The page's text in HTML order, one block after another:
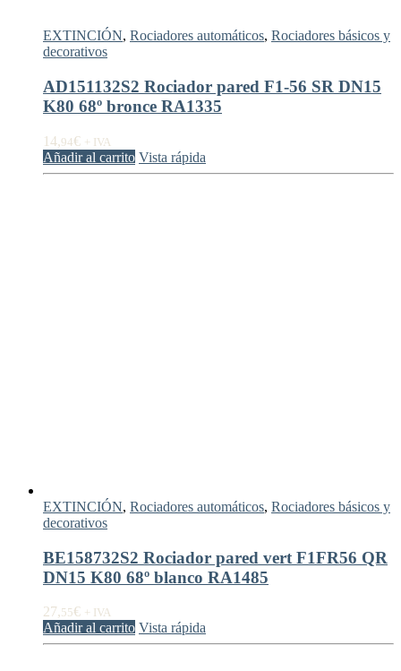
EXTINCIÓN, Rociadores automáticos, Rociadores básicos y
decorativos
AD151132S2 Rociador pared F1-56 SR DN15
K80 68º bronce RA1335
14,94€ + IVA
Añadir al carrito Vista rápida
EXTINCIÓN, Rociadores automáticos, Rociadores básicos y
decorativos
BE158732S2 Rociador pared vert F1FR56 QR
DN15 K80 68º blanco RA1485
27,55€ + IVA
Añadir al carrito Vista rápida